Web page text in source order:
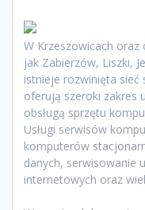
W Krzeszowicach
jak Zabierzów, Liszki,
istnieje rozwinięta
oferują szeroki zakres
obsługą sprzętu
Usługi serwisów
komputerów
danych, serwisowanie
internetowych oraz